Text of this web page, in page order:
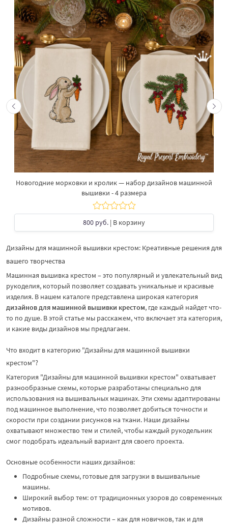
Новогодние морковки и кролик — набор дизайнов машинной
вышивки - 4 размера
800 руб. | В корзину
Дизайны для машинной вышивки крестом: Креативные решения для
вашего творчества
Машинная вышивка крестом – это популярный и увлекательный вид
рукоделия, который позволяет создавать уникальные и красивые
изделия. В нашем каталоге представлена широкая категория
дизайнов для машинной вышивки крестом, где каждый найдет что-
то по душе. В этой статье мы расскажем, что включает эта категория,
и какие виды дизайнов мы предлагаем.
Что входит в категорию "Дизайны для машинной вышивки
крестом"?
Категория "Дизайны для машинной вышивки крестом" охватывает
разнообразные схемы, которые разработаны специально для
использования на вышивальных машинах. Эти схемы адаптированы
под машинное выполнение, что позволяет добиться точности и
скорости при создании рисунков на ткани. Наши дизайны
охватывают множество тем и стилей, чтобы каждый рукодельник
смог подобрать идеальный вариант для своего проекта.
Основные особенности наших дизайнов:
Подробные схемы, готовые для загрузки в вышивальные
машины.
Широкий выбор тем: от традиционных узоров до современных
мотивов.
Дизайны разной сложности – как для новичков, так и для